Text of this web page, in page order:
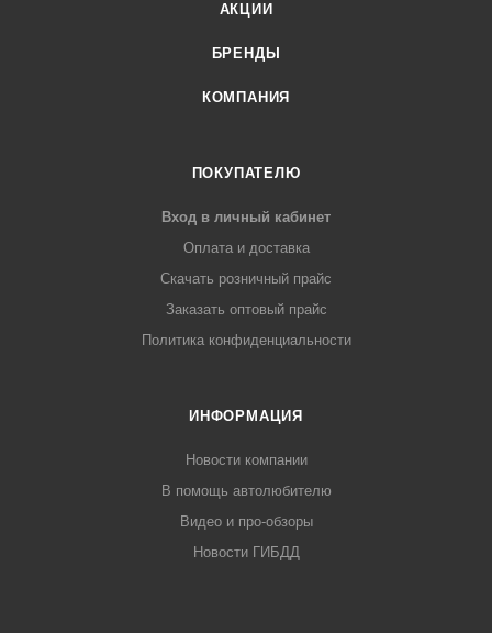
АКЦИИ
БРЕНДЫ
КОМПАНИЯ
ПОКУПАТЕЛЮ
Вход в личный кабинет
Оплата и доставка
Скачать розничный прайс
Заказать оптовый прайс
Политика конфиденциальности
ИНФОРМАЦИЯ
Новости компании
В помощь автолюбителю
Видео и про-обзоры
Новости ГИБДД